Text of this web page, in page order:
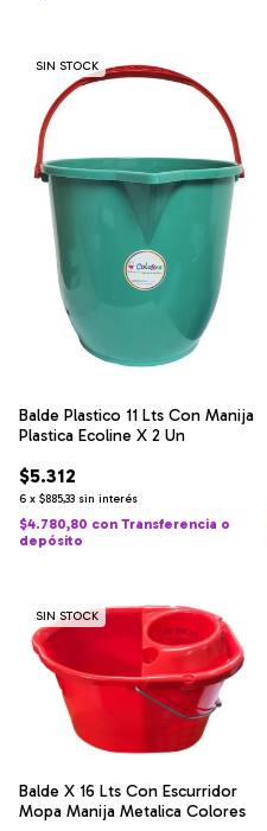
SIN STOCK
Balde Plastico 11 Lts Con Manija
Plastica Ecoline X 2 Un
$5.312
6 x $885,33 sin interés
$4.780,80 con Transferencia o
depósito
SIN STOCK
Balde X 16 Lts Con Escurridor
Mopa Manija Metalica Colores